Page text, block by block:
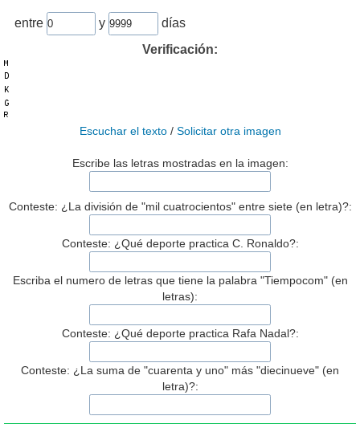
entre y
días
Verificación:
Escuchar el texto/ Solicitar otra imagen
Escribe las letras mostradas en la imagen:
Conteste: ¿La división de "mil cuatrocientos" entre siete (en letra)?:
Conteste: ¿Qué deporte practica C. Ronaldo?:
Escriba el numero de letras que tiene la palabra "Tiempocom" (en
letras):
Conteste: ¿Qué deporte practica Rafa Nadal?:
Conteste: ¿La suma de "cuarenta y uno" más "diecinueve" (en
letra)?: